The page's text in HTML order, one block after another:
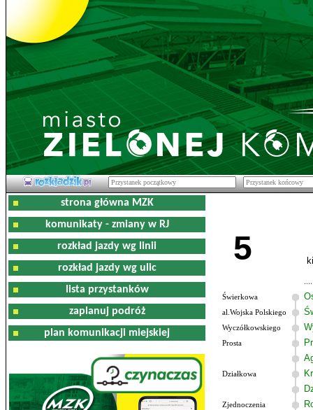
strona główna MZK
komunikaty - zmiany w RJ
rozkład jazdy wg linii
rozkład jazdy wg ulic
lista przystanków
zaplanuj podróż
plan komunikacji miejskiej
5
Świerkowa
al.Wojska Polskiego
Wyczółkowskiego
Prosta
Działkowa
Zjednoczenia